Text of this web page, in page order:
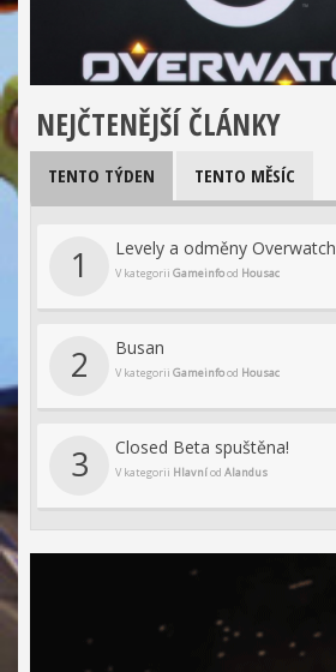
NEJČTENĚJŠÍ ČLÁNKY
TENTO TÝDEN TENTO MĚSÍC
1 Levely a odměny Overwatch
V kategorii Gameinfood Housac
2 Busan
V kategorii Gameinfood Housac
3 Closed Beta spuštěna!
V kategorii Hlavníod Alandus